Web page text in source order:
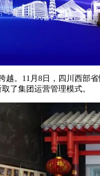
越。11月8日，四川西部
了集团运营管理模式。